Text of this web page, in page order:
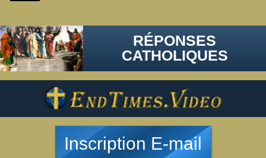
RÉPONSES
CATHOLIQUES
Inscription E-mail